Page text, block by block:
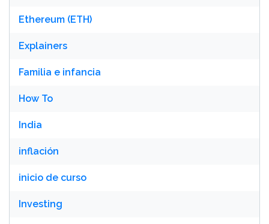
Ethereum (ETH)
Explainers
Familia e infancia
How To
India
inflación
inicio de curso
Investing